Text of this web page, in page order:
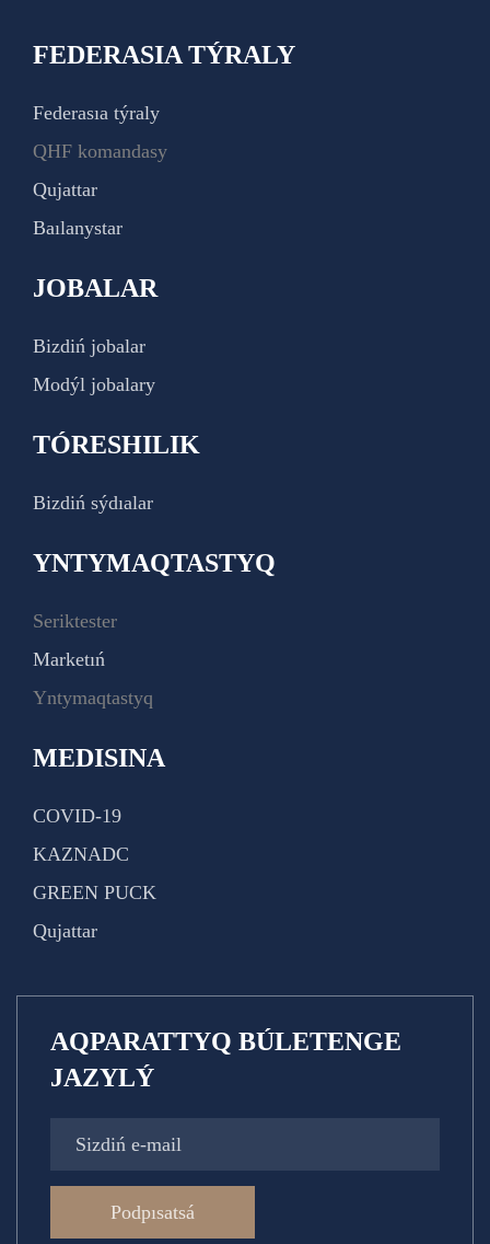
FEDERASIA TÝRALY
Federasıa týraly
QHF komandasy
Qujattar
Baılanystar
JOBALAR
Bizdiń jobalar
Modýl jobalary
TÓRESHILIK
Bizdiń sýdıalar
YNTYMAQTASTYQ
Seriktester
Marketıń
Yntymaqtastyq
MEDISINA
COVID-19
KAZNADC
GREEN PUCK
Qujattar
AQPARATTYQ BÚLETENGE
JAZYLÝ
Podpısatsá